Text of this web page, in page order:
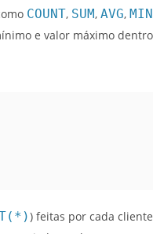
COUNT, SUM, AVG, MIN
e valor máximo
) feitas por cada